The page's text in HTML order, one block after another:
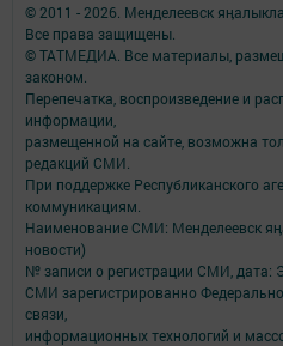
© 2011 - 2026. Менделеевск
Все права защищены.
© ТАТМЕДИА. Все материалы,
законом.
Перепечатка, воспроизведение и
информации,
размещенной на сайте, возможна
редакций СМИ.
При поддержке Республиканского
коммуникациям.
Наименование СМИ: Менделеевск
новости)
№ записи о регистрации СМИ,
СМИ зарегистрированно
связи,
информационных технологий и